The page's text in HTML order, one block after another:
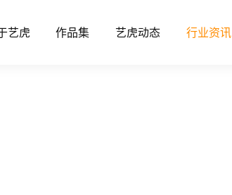
艺虎 作品集 艺虎动态 行业资讯